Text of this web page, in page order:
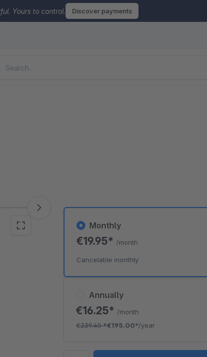
Yours to control. Discover payments
Annually
€16.25* /month
€239.40*€195.00*/year
Monthly
€19.95* /month
Cancelable monthly